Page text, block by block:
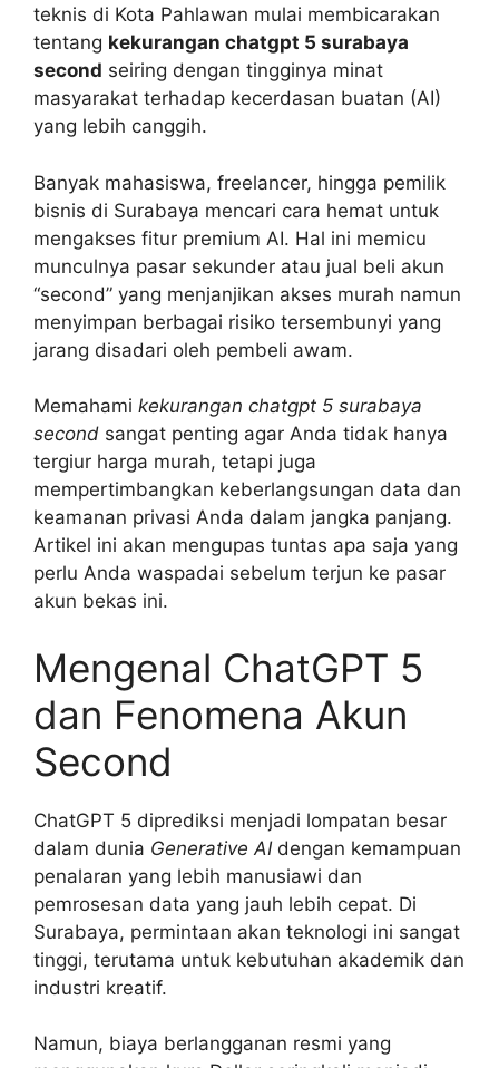
teknis di Kota Pahlawan mulai membicarakan
tentang kekurangan chatgpt 5 surabaya
second seiring dengan tingginya minat
masyarakat terhadap kecerdasan buatan (AI)
yang lebih canggih.
Banyak mahasiswa, freelancer, hingga pemilik
bisnis di Surabaya mencari cara hemat untuk
mengakses fitur premium AI. Hal ini memicu
munculnya pasar sekunder atau jual beli akun
“second” yang menjanjikan akses murah namun
menyimpan berbagai risiko tersembunyi yang
jarang disadari oleh pembeli awam.
Memahami kekurangan chatgpt 5 surabaya
second sangat penting agar Anda tidak hanya
tergiur harga murah, tetapi juga
mempertimbangkan keberlangsungan data dan
keamanan privasi Anda dalam jangka panjang.
Artikel ini akan mengupas tuntas apa saja yang
perlu Anda waspadai sebelum terjun ke pasar
akun bekas ini.
Mengenal ChatGPT 5
dan Fenomena Akun
Second
ChatGPT 5 diprediksi menjadi lompatan besar
dalam dunia Generative AIdengan kemampuan
penalaran yang lebih manusiawi dan
pemrosesan data yang jauh lebih cepat. Di
Surabaya, permintaan akan teknologi ini sangat
tinggi, terutama untuk kebutuhan akademik dan
industri kreatif.
Namun, biaya berlangganan resmi yang